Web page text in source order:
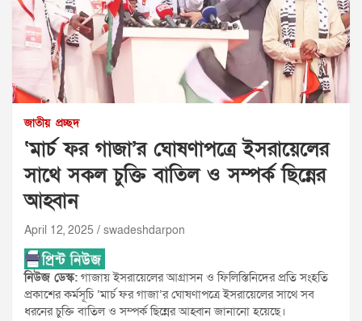
জাতীয় প্রচ্ছদ
‘মার্চ ফর গাজা’র ঘোষণাপত্রে ইসরায়েলের
সাথে সকল চুক্তি বাতিল ও সম্পর্ক ছিন্নের
আহ্বান
April 12, 2025 swadeshdarpon
নিউজ ডেস্ক: গাজায় ইসরায়েলের আগ্রাসন ও ফিলিস্তিনিদের প্রতি সংহতি
প্রকাশের কর্মসূচি ‘মার্চ ফর গাজা’র ঘোষণাপত্রে ইসরায়েলের সাথে সব
ধরনের চুক্তি বাতিল ও সম্পর্ক ছিন্নের আহ্বান জানানো হয়েছে।